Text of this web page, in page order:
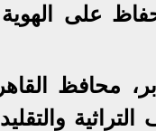
على
محافظ